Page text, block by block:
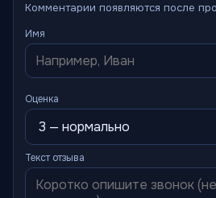
Комментарии появляются после
Имя
Оценка
Текст отзыва